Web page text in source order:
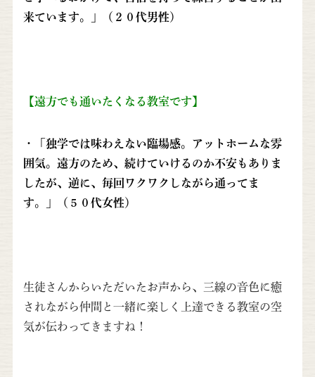
来ています。」（２０代男性）
【遠方でも通いたくなる教室です】
・「独学では味わえない臨場感。アットホームな雰
囲気。遠方のため、続けていけるのか不安もありま
したが、逆に、毎回ワクワクしながら通ってま
す。」（５０代女性）
生徒さんからいただいたお声から、三線の音色に癒
されながら仲間と一緒に楽しく上達できる教室の空
気が伝わってきますね！